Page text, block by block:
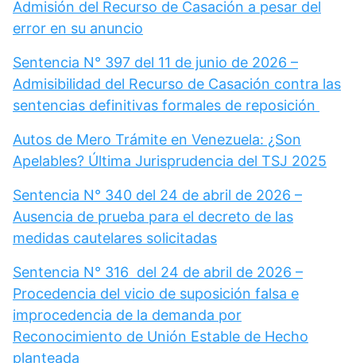
Admisión del Recurso de Casación a pesar del
error en su anuncio
Sentencia N° 397 del 11 de junio de 2026 –
Admisibilidad del Recurso de Casación contra las
sentencias definitivas formales de reposición
Autos de Mero Trámite en Venezuela: ¿Son
Apelables? Última Jurisprudencia del TSJ 2025
Sentencia N° 340 del 24 de abril de 2026 –
Ausencia de prueba para el decreto de las
medidas cautelares solicitadas
Sentencia N° 316 del 24 de abril de 2026 –
Procedencia del vicio de suposición falsa e
improcedencia de la demanda por
Reconocimiento de Unión Estable de Hecho
planteada